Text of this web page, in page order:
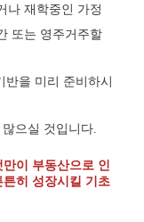
나 재학중인 가정
또는 영주거주할
을 미리 준비하시
으실 것입니다.
이 부동산으로 인
히 성장시킬 기초